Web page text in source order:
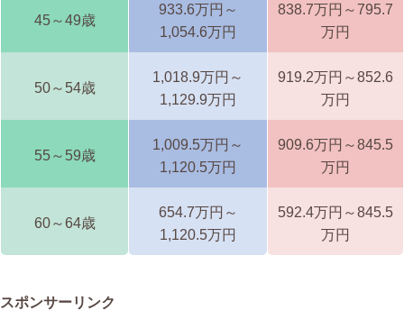
45～49歳
933.6万円～
1,054.6万円
838.7万円～795.7
万円
50～54歳
1,018.9万円～
1,129.9万円
919.2万円～852.6
万円
55～59歳
1,009.5万円～
1,120.5万円
909.6万円～845.5
万円
60～64歳
654.7万円～
1,120.5万円
592.4万円～845.5
万円
スポンサーリンク